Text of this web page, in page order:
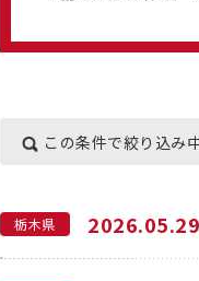
この条件で絞り込み
栃木県 2026.05.29